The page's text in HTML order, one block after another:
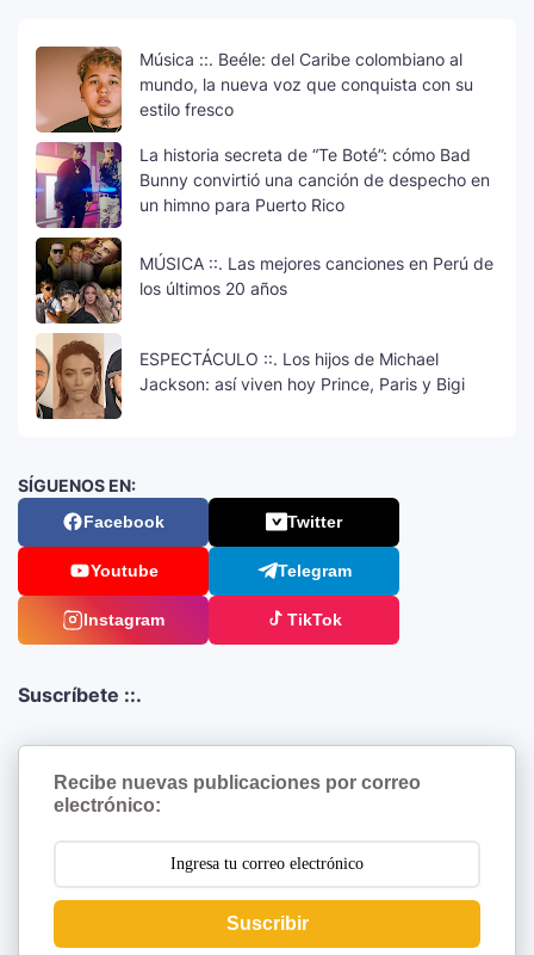
Música ::. Beéle: del Caribe colombiano al
mundo, la nueva voz que conquista con su
estilo fresco
La historia secreta de “Te Boté”: cómo Bad
Bunny convirtió una canción de despecho en
un himno para Puerto Rico
MÚSICA ::. Las mejores canciones en Perú de
los últimos 20 años
ESPECTÁCULO ::. Los hijos de Michael
Jackson: así viven hoy Prince, Paris y Bigi
SÍGUENOS EN:
Facebook Twitter
Youtube Telegram
Instagram TikTok
Suscríbete ::.
Recibe nuevas publicaciones por correo
electrónico:
Suscribir